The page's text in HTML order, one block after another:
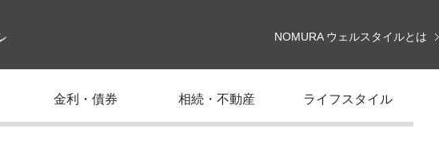
NOMURA ウェルスタイルとは
金利・債券 相続・不動産 ライフスタイル